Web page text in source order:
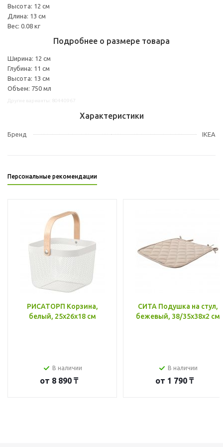
Высота: 12 см
Длина: 13 см
Вес: 0.08 кг
Подробнее о размере товара
Ширина: 12 см
Глубина: 11 см
Высота: 13 см
Объем: 750 мл
Характеристики
Бренд IKEA
Персональные рекомендации
РИСАТОРП Корзина,
белый, 25x26x18 см
В наличии
от 8 890 ₸
СИТА Подушка на стул,
бежевый, 38/35x38x2 см
В наличии
от 1 790 ₸